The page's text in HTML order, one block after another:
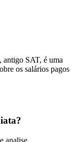
SAT, é uma
os salários pagos
analise.